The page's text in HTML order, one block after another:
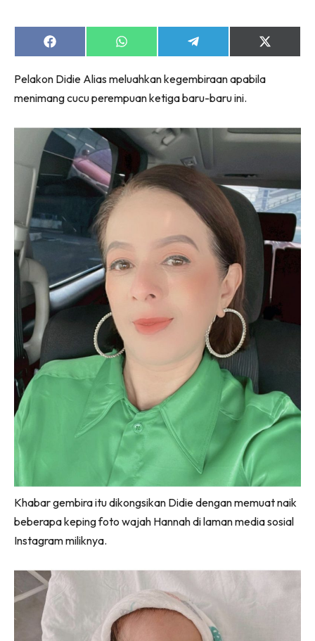
Share
on
Share
on
Share
on
Share
on
(Twitter)
Pelakon Didie Alias meluahkan kegembiraan apabila
menimang cucu perempuan ketiga baru-baru ini.
Khabar gembira itu dikongsikan Didie dengan memuat naik
beberapa keping foto wajah Hannah di laman media sosial
Instagram miliknya.